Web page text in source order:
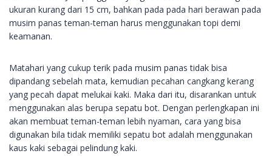
ukuran kurang dari 15 cm, bahkan pada pada hari berawan pada
musim panas teman-teman harus menggunakan topi demi
keamanan.
Matahari yang cukup terik pada musim panas tidak bisa
dipandang sebelah mata, kemudian pecahan cangkang kerang
yang pecah dapat melukai kaki. Maka dari itu, disarankan untuk
menggunakan alas berupa sepatu bot. Dengan perlengkapan ini
akan membuat teman-teman lebih nyaman, cara yang bisa
digunakan bila tidak memiliki sepatu bot adalah menggunakan
kaus kaki sebagai pelindung kaki.